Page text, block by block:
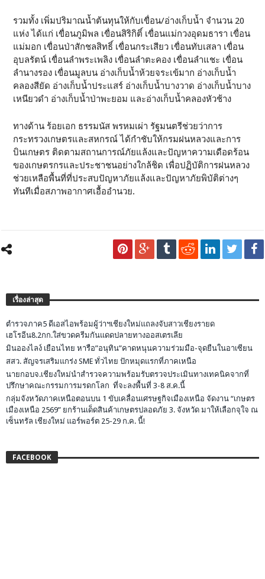
รวมทั้ง เพิ่มปริมาณน้ำต้นทุนให้กับเขื่อน/อ่างเก็บน้ำ จํานวน 20
แห่ง ได้แก่ เขื่อนภูมิพล เขื่อนสิริกิติ์ เขื่อนแม่กวงอุดมธารา เขื่อน
แม่มอก เขื่อนป่าสักชลสิทธิ์ เขื่อนกระเสียว เขื่อนทับเสลา เขื่อน
อุบลรัตน์ เขื่อนลําพระเพลิง เขื่อนลําตะคอง เขื่อนลําแชะ เขื่อน
ลํานางรอง เขื่อนมูลบน อ่างเก็บน้ำห้วยจระเข้มาก อ่างเก็บน้ำ
คลองสียัด อ่างเก็บน้ำประแสร์ อ่างเก็บน้ำบางวาด อ่างเก็บน้ำบาง
เหนียวดํา อ่างเก็บน้ำป่าพะยอม และอ่างเก็บน้ำคลองหัวช้าง
ทางด้าน ร้อยเอก ธรรมนัส พรหมเผ่า รัฐมนตรีช่วยว่าการ
กระทรวงเกษตรและสหกรณ์ ได้กำชับให้กรมฝนหลวงและการ
บินเกษตร ติดตามสถานการณ์ภัยแล้งและปัญหาความเดือดร้อน
ของเกษตรกรและประชาชนอย่างใกล้ชิด เพื่อปฏิบัติการฝนหลวง
ช่วยเหลือพื้นที่ที่ประสบปัญหาภัยแล้งและปัญหาภัยพิบัติต่างๆ
ทันทีเมื่อสภาพอากาศเอื้ออำนวย.
เรื่องล่าสุด
ตำรวจภาค5 ดีเอสไอพร้อมผู้ว่าฯเชียงใหม่แถลงจับสาวเชียงรายด
เฮโรอีน8.2กก.ใส่ขวดครีมกันแดดปลายทางออสเตรเลีย
มินอองไลง์ เยือนไทย หารือ”อนุทิน”คาดหนุนความร่วมมือ-จุดยืนในอาเซียน
สสว. สัญจรเสริมแกร่ง SME ทั่วไทย ปักหมุดแรกที่ภาคเหนือ
นายกอบจ.เชียงใหม่นำสำรวจความพร้อมรับตรวจประเมินทางเทคนิคจากที่
ปรึกษาคณะกรรมการมรดกโลก ที่จะลงพื้นที่ 3-8 ส.ค.นี้
กลุ่มจังหวัดภาคเหนือตอนบน 1 ขับเคลื่อนเศรษฐกิจเมืองเหนือ จัดงาน “เกษตร
เมืองเหนือ 2569” ยกร้านเด็ดสินค้าเกษตรปลอดภัย 3. จังหวัด มาให้เลือกจุใจ ณ
เซ็นทรัล เชียงใหม่ แอร์พอร์ต 25-29 ก.ค. นี้!
FACEBOOK